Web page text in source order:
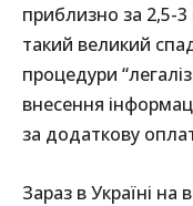
приблизно за 2,5-3
такий великий
процедури
внесення
за додаткову
Зараз в Україні